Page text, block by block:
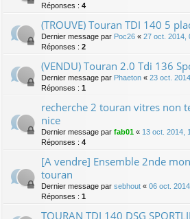
Réponses : 4
(TROUVE) Touran TDI 140 5
Dernier message par Poc26 « 27 oct. 2014,
Réponses : 2
(VENDU) Touran 2.0 Tdi 136
Dernier message par Phaeton « 23 oct.
Réponses : 1
recherche 2 touran vitres non
nice
Dernier message par fab01 « 13 oct. 2014,
Réponses : 4
[A vendre] Ensemble 2nde
touran
Dernier message par sebhout « 06 oct.
Réponses : 1
TOURAN TDI 140 DSG